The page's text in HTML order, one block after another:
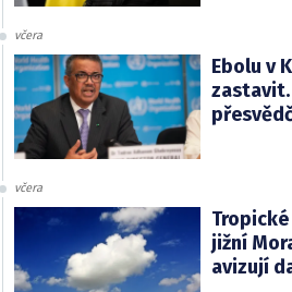
včera
Ebolu v
zastavit.
včera
jižní
avizují